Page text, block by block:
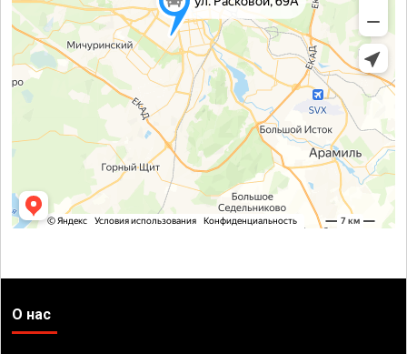
О нас